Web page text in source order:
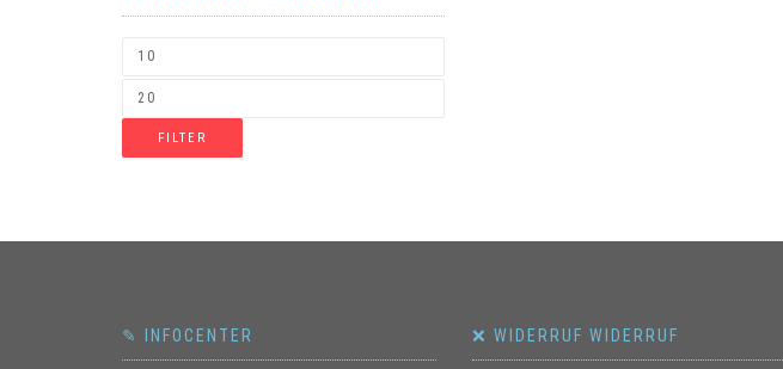
FILTER
✎ INFOCENTER ❌ WIDERRUF WIDERRUF